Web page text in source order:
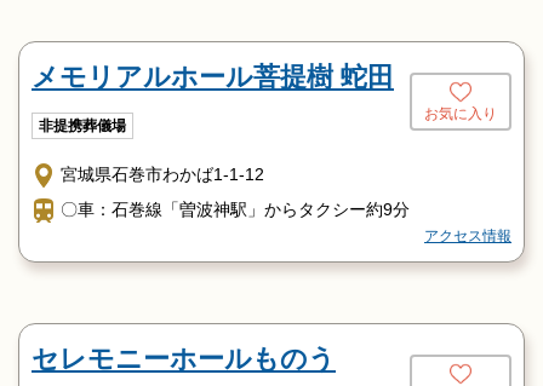
メモリアルホール菩提樹 蛇田
非提携葬儀場
お気に入り
宮城県石巻市わかば1-1-12
〇車：石巻線「曽波神駅」からタクシー約9分
アクセス情報
セレモニーホールものう